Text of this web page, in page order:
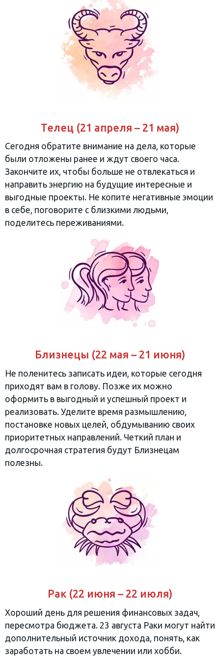
Телец (21 апреля – 21 мая)
Сегодня обратите внимание на дела, которые
были отложены ранее и ждут своего часа.
Закончите их, чтобы больше не отвлекаться и
направить энергию на будущие интересные и
выгодные проекты. Не копите негативные эмоции
в себе, поговорите с близкими людьми,
поделитесь переживаниями.
Близнецы (22 мая – 21 июня)
Не поленитесь записать идеи, которые сегодня
приходят вам в голову. Позже их можно
оформить в выгодный и успешный проект и
реализовать. Уделите время размышлению,
постановке новых целей, обдумыванию своих
приоритетных направлений. Четкий план и
долгосрочная стратегия будут Близнецам
полезны.
Рак (22 июня – 22 июля)
Хороший день для решения финансовых задач,
пересмотра бюджета. 23 августа Раки могут найти
дополнительный источник дохода, понять, как
заработать на своем увлечении или хобби.